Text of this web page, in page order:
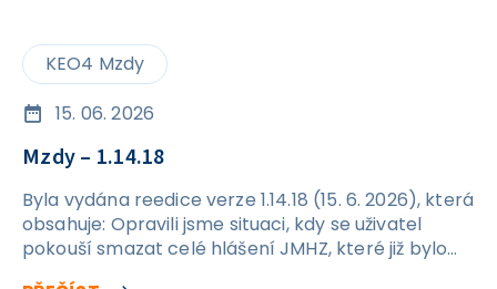
KEO4 Mzdy
15. 06. 2026
Mzdy – 1.14.18
Byla vydána reedice verze 1.14.18 (15. 6. 2026), která
obsahuje: Opravili jsme situaci, kdy se uživatel
pokouší smazat celé hlášení JMHZ, které již bylo